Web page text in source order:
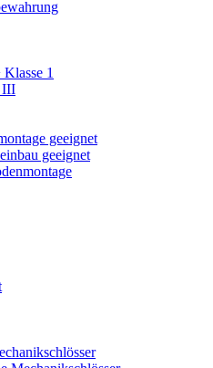
1
III
geeignet
geeignet